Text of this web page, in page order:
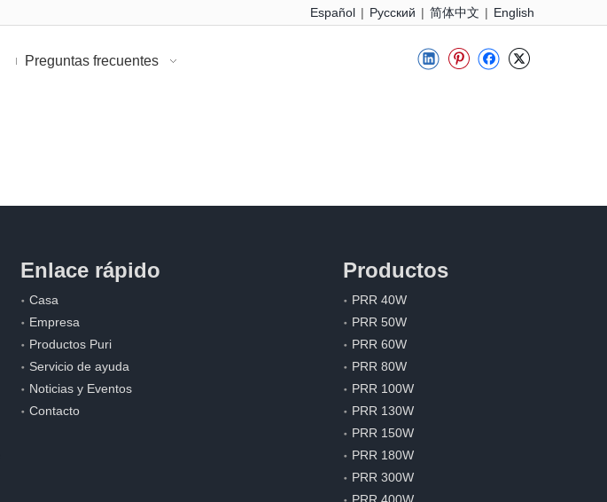
Español | Pусский | 简体中文 | English
Preguntas frecuentes
Enlace rápido
Casa
Empresa
Productos Puri
Servicio de ayuda
Noticias y Eventos
Contacto
Productos
PRR 40W
PRR 50W
PRR 60W
PRR 80W
PRR 100W
PRR 130W
PRR 150W
PRR 180W
PRR 300W